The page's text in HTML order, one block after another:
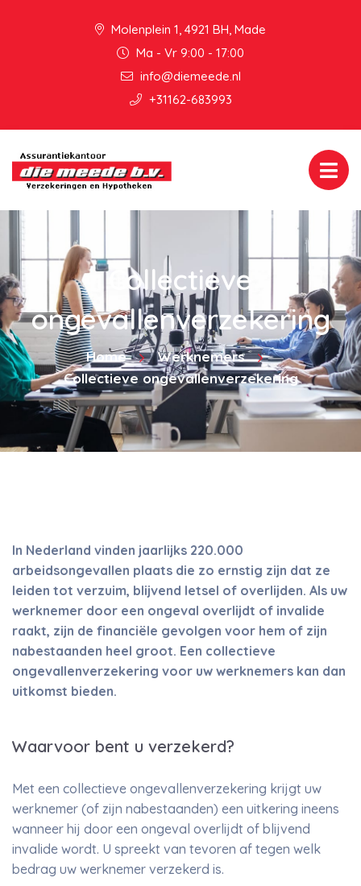
Molenplein 1, 4921 BH, Made
Ma - Vr 9:00 - 17:00
info@diemeede.nl
+31162-683993
Collectieve
ongevallenverzekering
Home
Werknemers
Collectieve ongevallenverzekering
In Nederland vinden jaarlijks 220.000
arbeidsongevallen plaats die zo ernstig zijn dat ze
leiden tot verzuim, blijvend letsel of overlijden. Als uw
werknemer door een ongeval overlijdt of invalide
raakt, zijn de financiële gevolgen voor hem of zijn
nabestaanden heel groot. Een collectieve
ongevallenverzekering voor uw werknemers kan dan
uitkomst bieden.
Waarvoor bent u verzekerd?
Met een collectieve ongevallenverzekering krijgt uw
werknemer (of zijn nabestaanden) een uitkering ineens
wanneer hij door een ongeval overlijdt of blijvend
invalide wordt. U spreekt van tevoren af tegen welk
bedrag uw werknemer verzekerd is.